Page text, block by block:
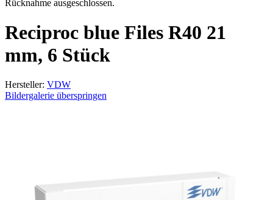
Rücknahme ausgeschlossen.
Reciproc blue Files R40 21
mm, 6 Stück
Hersteller: VDW
Bildergalerie überspringen